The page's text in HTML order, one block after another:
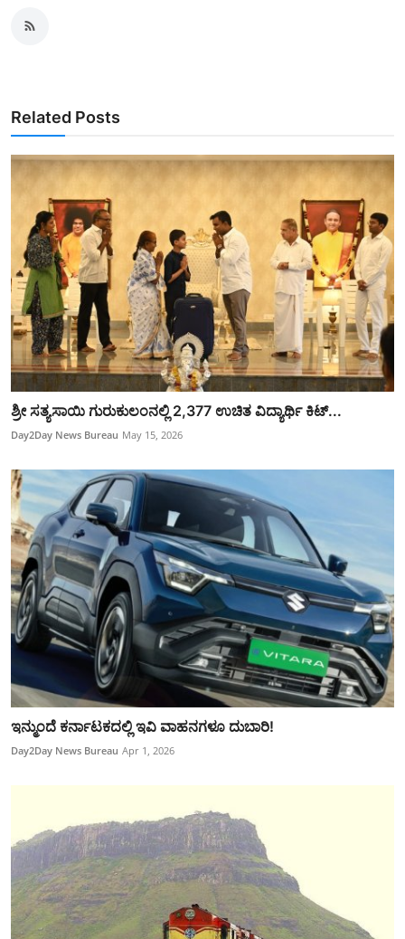
Related Posts
ಶ್ರೀ ಸತ್ಯಸಾಯಿ ಗುರುಕುಲಂನಲ್ಲಿ 2,377 ಉಚಿತ ವಿದ್ಯಾರ್ಥಿ ಕಿಟ್‌...
Day2Day News Bureau May 15, 2026
ಇನ್ಮುಂದೆ ಕರ್ನಾಟಕದಲ್ಲಿ ಇವಿ ವಾಹನಗಳೂ ದುಬಾರಿ!
Day2Day News Bureau Apr 1, 2026